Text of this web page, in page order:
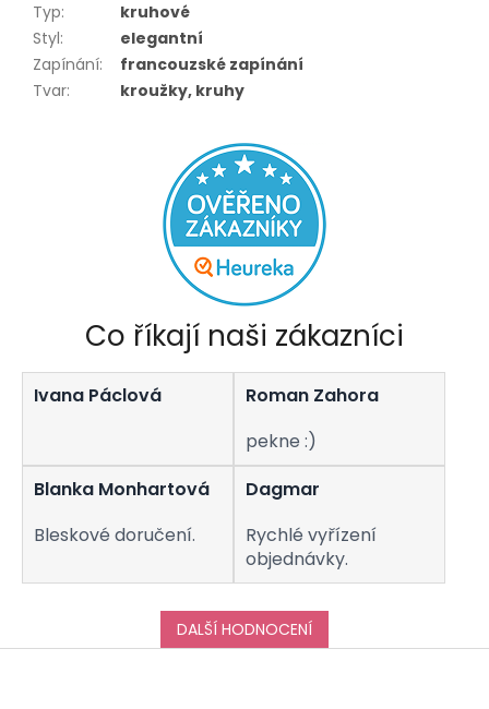
Typ:
kruhové
Styl:
elegantní
Zapínání:
francouzské zapínání
Tvar: kroužky, kruhy
Co říkají naši zákazníci
Ivana Páclová
Roman Zahora
pekne :)
Blanka Monhartová
Bleskové doručení.
Dagmar
Rychlé vyřízení
objednávky.
DALŠÍ HODNOCENÍ
Z